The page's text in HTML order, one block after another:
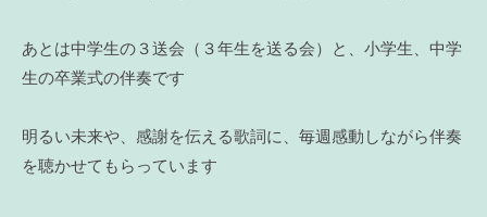
あとは中学生の３送会（３年生を送る会）と、小学生、中学
生の卒業式の伴奏です
明るい未来や、感謝を伝える歌詞に、毎週感動しながら伴奏
を聴かせてもらっています